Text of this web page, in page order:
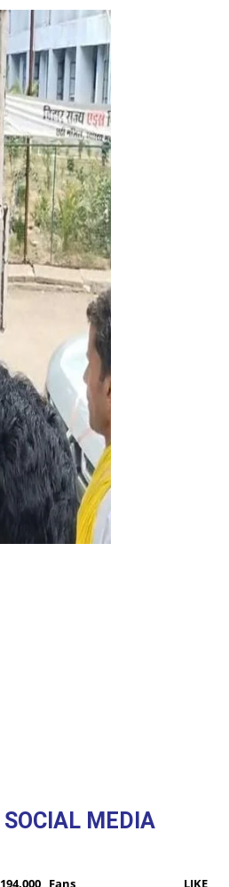
SOCIAL MEDIA
194,000 Fans LIKE